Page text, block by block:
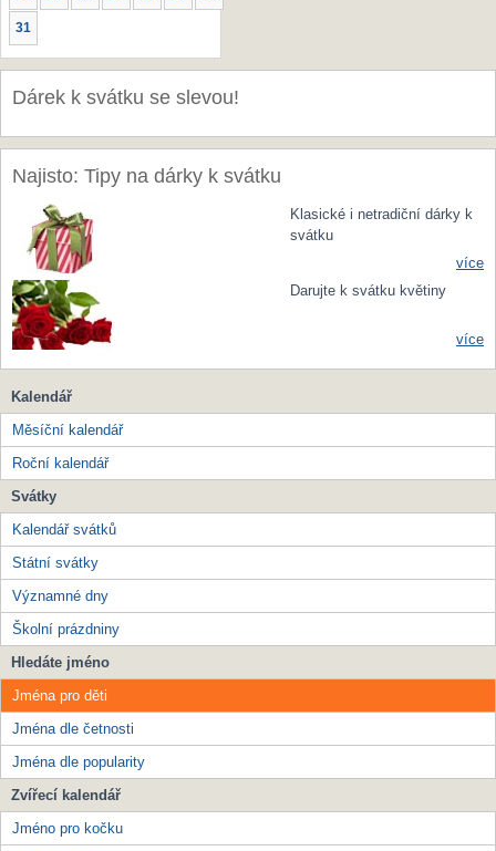
31
Dárek k svátku se slevou!
Najisto: Tipy na dárky k svátku
Klasické i netradiční dárky k
svátku
více
Darujte k svátku květiny
více
Kalendář
Měsíční kalendář
Roční kalendář
Svátky
Kalendář svátků
Státní svátky
Významné dny
Školní prázdniny
Hledáte jméno
Jména pro děti
Jména dle četnosti
Jména dle popularity
Zvířecí kalendář
Jméno pro kočku